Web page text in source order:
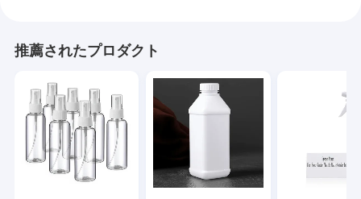
推薦されたプロダクト